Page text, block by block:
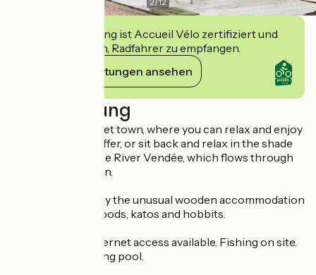
Diese Einrichtung ist Accueil Vélo zertifiziert und
verpflichtet sich, Radfahrer zu empfangen.
Ihre Verpflichtungen ansehen
Beschreibung
Close to the market town, where you can relax and enjoy
the activities on offer, or sit back and relax in the shade
on the banks of the River Vendée, which flows through
the Marais Poitevin.
You'll be amazed by the unusual wooden accommodation
on site, including pods, katos and hobbits.
Pets welcome. Internet access available. Fishing on site.
Play area. Swimming pool.